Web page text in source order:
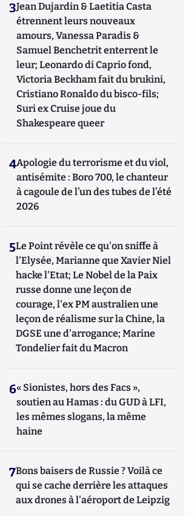
3Jean Dujardin & Laetitia Casta
étrennent leurs nouveaux
amours, Vanessa Paradis &
Samuel Benchetrit enterrent le
leur; Leonardo di Caprio fond,
Victoria Beckham fait du brukini,
Cristiano Ronaldo du bisco-fils;
Suri ex Cruise joue du
Shakespeare queer
4Apologie du terrorisme et du viol,
antisémite : Boro 700, le chanteur
à cagoule de l’un des tubes de l’été
2026
5Le Point révèle ce qu'on sniffe à
l'Elysée, Marianne que Xavier Niel
hacke l'Etat; Le Nobel de la Paix
russe donne une leçon de
courage, l'ex PM australien une
leçon de réalisme sur la Chine, la
DGSE une d'arrogance; Marine
Tondelier fait du Macron
6« Sionistes, hors des Facs »,
soutien au Hamas : du GUD à LFI,
les mêmes slogans, la même
haine
7Bons baisers de Russie ? Voilà ce
qui se cache derrière les attaques
aux drones à l'aéroport de Leipzig